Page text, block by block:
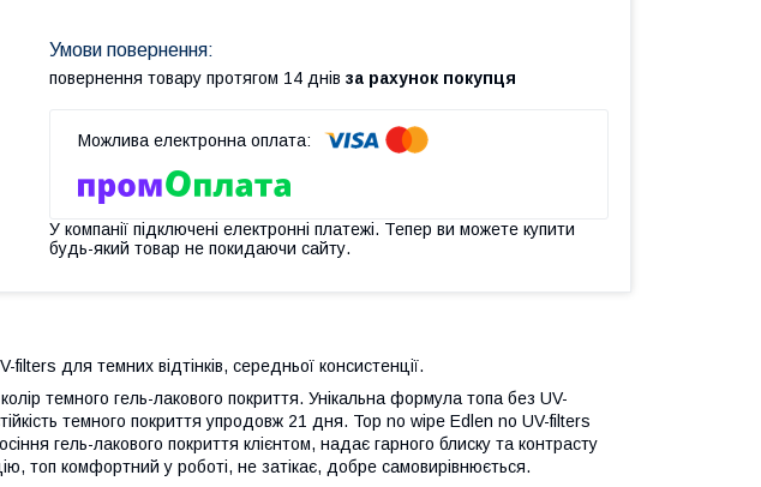
повернення товару протягом 14 днів за рахунок покупця
У компанії підключені електронні платежі. Тепер ви можете купити
будь-який товар не покидаючи сайту.
для темних відтінків, середньої консистенції.
темного гель-лакового покриття. Унікальна формула топа без UV-
темного покриття упродовж 21 дня. Top no wipe Edlen no UV-filters
гель-лакового покриття клієнтом, надає гарного блиску та контрасту
топ комфортний у роботі, не затікає, добре самовирівнюється.